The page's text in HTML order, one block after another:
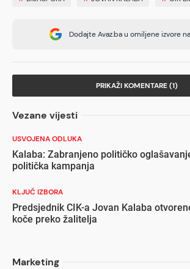
Dodajte Avaz.ba u omiljene izvore
PRIKAŽI KOMENTARE (1)
Vezane vijesti
USVOJENA ODLUKA
Kalaba: Zabranjeno političko
politička kampanja
KLJUČ IZBORA
Predsjednik CIK-a Jovan Kalaba
koče preko žalitelja
Marketing